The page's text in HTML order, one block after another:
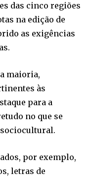
das cinco regiões
na edição de
as exigências
maioria,
às
para a
no que se
por exemplo,
letras de